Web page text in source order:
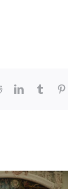
RedditLinkedInTumblr